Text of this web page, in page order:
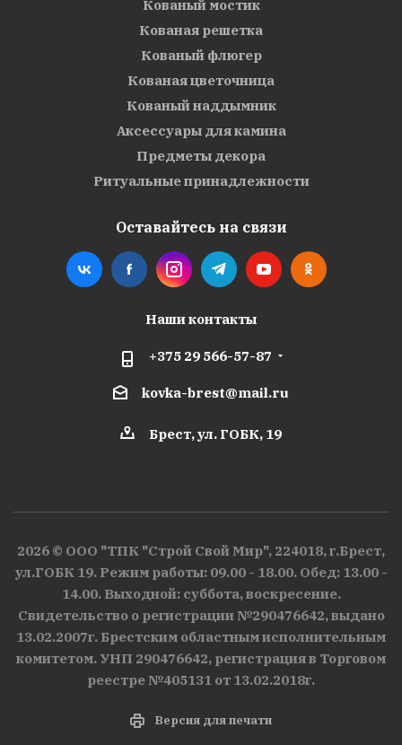
Кованый мостик
Кованая решетка
Кованый флюгер
Кованая цветочница
Кованый наддымник
Аксессуары для камина
Предметы декора
Ритуальные принадлежности
Оставайтесь на связи
Наши контакты
+375 29 566-57-87
kovka-brest@mail.ru
Брест, ул. ГОБК, 19
2026 © ООО "ТПК "Строй Свой Мир", 224018, г.Брест,
ул.ГОБК 19. Режим работы: 09.00 - 18.00. Обед: 13.00 -
14.00. Выходной: суббота, воскресение.
Свидетельство о регистрации №290476642, выдано
13.02.2007г. Брестским областным исполнительным
комитетом. УНП 290476642, регистрация в Торговом
реестре №405131 от 13.02.2018г.
Версия для печати